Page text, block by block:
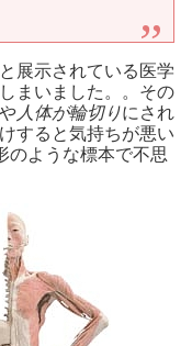
展示されている医学
まいました。。その
人体が輪切りにされ
すると気持ちが悪い
のような標本で不思